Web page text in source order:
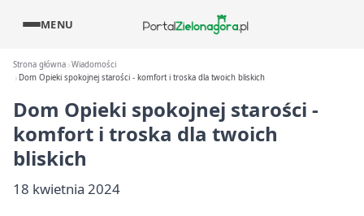
MENU
Strona główna Wiadomości
Dom Opieki spokojnej starości - komfort i troska dla twoich bliskich
Dom Opieki spokojnej starości -
komfort i troska dla twoich
bliskich
18 kwietnia 2024